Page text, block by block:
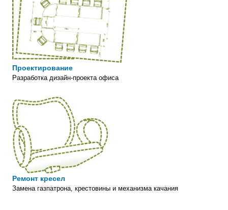
Проектирование
Разработка дизайн-проекта офиса
Ремонт кресел
Замена газпатрона, крестовины и механизма качания